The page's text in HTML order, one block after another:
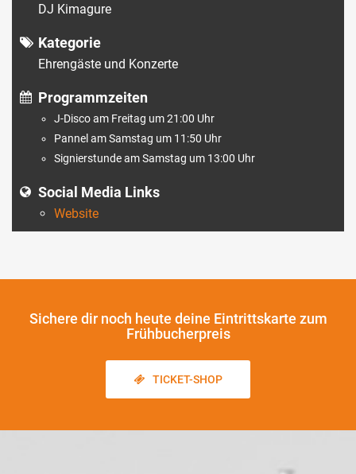
DJ Kimagure
Kategorie
Ehrengäste und Konzerte
Programmzeiten
J-Disco am Freitag um 21:00 Uhr
Pannel am Samstag um 11:50 Uhr
Signierstunde am Samstag um 13:00 Uhr
Social Media Links
Website
Sichere dir noch heute deine Eintrittskarte zum
Frühbucherpreis
TICKET-SHOP